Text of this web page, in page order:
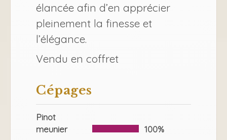
élancée afin d’en apprécier
pleinement la finesse et
l’élégance.
Vendu en coffret
Cépages
Pinot
meunier
100%